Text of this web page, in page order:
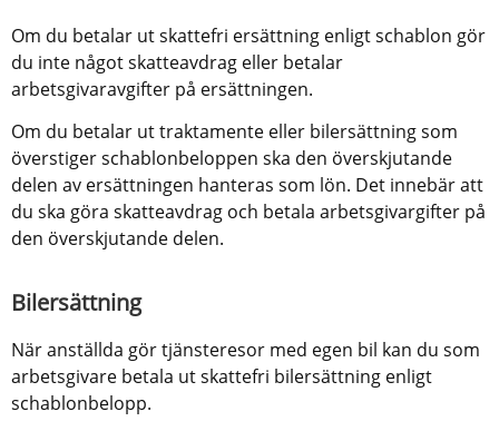
Om du betalar ut skattefri ersättning enligt schablon gör
du inte något skatteavdrag eller betalar
arbetsgivaravgifter på ersättningen.
Om du betalar ut traktamente eller bilersättning som
överstiger schablonbeloppen ska den överskjutande
delen av ersättningen hanteras som lön. Det innebär att
du ska göra skatteavdrag och betala arbetsgivargifter på
den överskjutande delen.
Bilersättning
När anställda gör tjänsteresor med egen bil kan du som
arbetsgivare betala ut skattefri bilersättning enligt
schablonbelopp.